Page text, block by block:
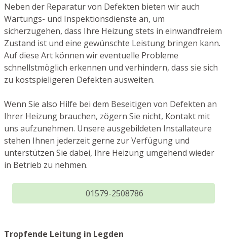
Neben der Reparatur von Defekten bieten wir auch
Wartungs- und Inspektionsdienste an, um
sicherzugehen, dass Ihre Heizung stets in einwandfreiem
Zustand ist und eine gewünschte Leistung bringen kann.
Auf diese Art können wir eventuelle Probleme
schnellstmöglich erkennen und verhindern, dass sie sich
zu kostspieligeren Defekten ausweiten.
Wenn Sie also Hilfe bei dem Beseitigen von Defekten an
Ihrer Heizung brauchen, zögern Sie nicht, Kontakt mit
uns aufzunehmen. Unsere ausgebildeten Installateure
stehen Ihnen jederzeit gerne zur Verfügung und
unterstützen Sie dabei, Ihre Heizung umgehend wieder
in Betrieb zu nehmen.
01579-2508786
Tropfende Leitung in Legden